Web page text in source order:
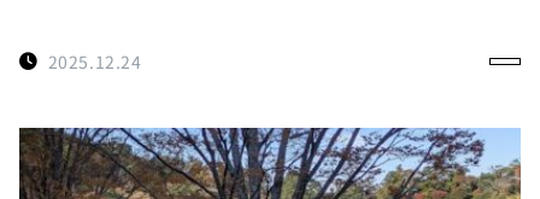
2025.12.24